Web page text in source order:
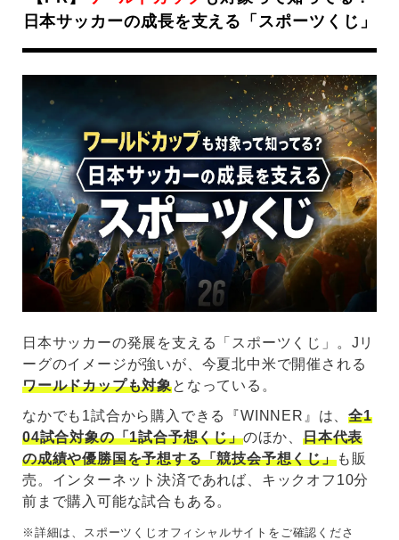
日本サッカーの成長を支える「スポーツくじ」
日本サッカーの発展を支える「スポーツくじ」。Jリ
ーグのイメージが強いが、今夏北中米で開催される
ワールドカップも対象となっている。
なかでも1試合から購入できる『WINNER』は、全1
04試合対象の「1試合予想くじ」のほか、日本代表
の成績や優勝国を予想する「競技会予想くじ」も販
売。インターネット決済であれば、キックオフ10分
前まで購入可能な試合もある。
※詳細は、スポーツくじオフィシャルサイトをご確認くださ